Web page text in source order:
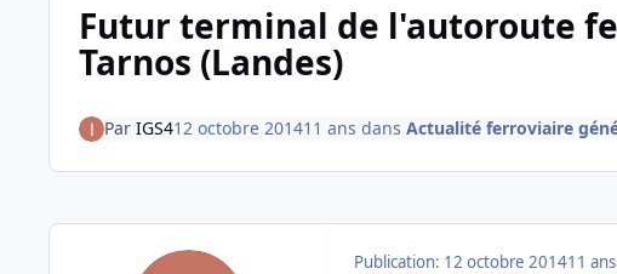
Futur terminal de l'autoroute
Tarnos (Landes)
Par IGS412 octobre 201411 ans dans Actualité ferroviaire
Publication: 12 octobre 201411 ans